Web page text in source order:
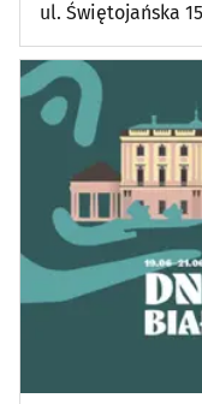
ul. Świętojańska